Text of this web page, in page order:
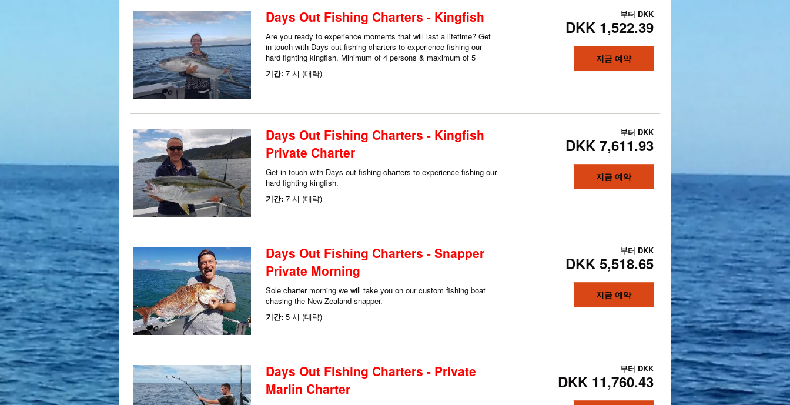
Days Out Fishing Charters - Kingfish
Are you ready to experience moments that will last a lifetime? Get
in touch with Days out fishing charters to experience fishing our
hard fighting kingfish. Minimum of 4 persons & maximum of 5
기간: 7 시 (대략)
부터 DKK
DKK 1,522.39
지금 예약
Days Out Fishing Charters - Kingfish
Private Charter
Get in touch with Days out fishing charters to experience fishing our
hard fighting kingfish.
기간: 7 시 (대략)
부터 DKK
DKK 7,611.93
지금 예약
Days Out Fishing Charters - Snapper
Private Morning
Sole charter morning we will take you on our custom fishing boat
chasing the New Zealand snapper.
기간: 5 시 (대략)
부터 DKK
DKK 5,518.65
지금 예약
Days Out Fishing Charters - Private
Marlin Charter
부터 DKK
DKK 11,760.43